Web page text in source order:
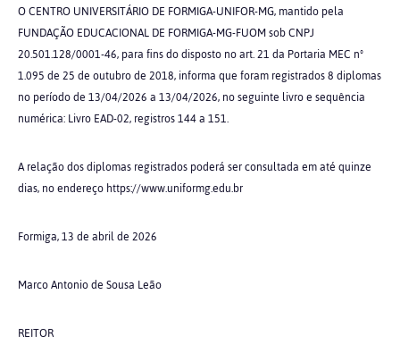
O CENTRO UNIVERSITÁRIO DE FORMIGA-UNIFOR-MG, mantido pela
FUNDAÇÃO EDUCACIONAL DE FORMIGA-MG-FUOM sob CNPJ
20.501.128/0001-46, para fins do disposto no art. 21 da Portaria MEC nº
1.095 de 25 de outubro de 2018, informa que foram registrados 8 diplomas
no período de 13/04/2026 a 13/04/2026, no seguinte livro e sequência
numérica: Livro EAD-02, registros 144 a 151.
A relação dos diplomas registrados poderá ser consultada em até quinze
dias, no endereço https://www.uniformg.edu.br
Formiga, 13 de abril de 2026
Marco Antonio de Sousa Leão
REITOR